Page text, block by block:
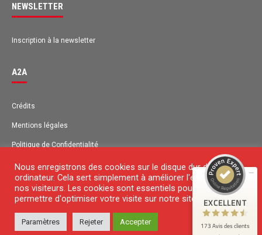
NEWSLETTER
Inscription à la newsletter
A2A
Crédits
Mentions légales
Politique de Confidentialité
Plan du site
Contact
© 2018 Copyright
Nous enregistrons des cookies sur le disque dur de votre
ordinateur. Cela sert simplement à améliorer l'expérience de
nos visiteurs. Les cookies sont essentiels pour nous
permettre d'optimiser votre visite sur notre site Web.
Paramètres Rejeter Accepter
EXCELLENT
173 Avis des clients
131
Avis sur
ProvenExpert.com
42
Avis de 1 autre source
ProvenExpert.com